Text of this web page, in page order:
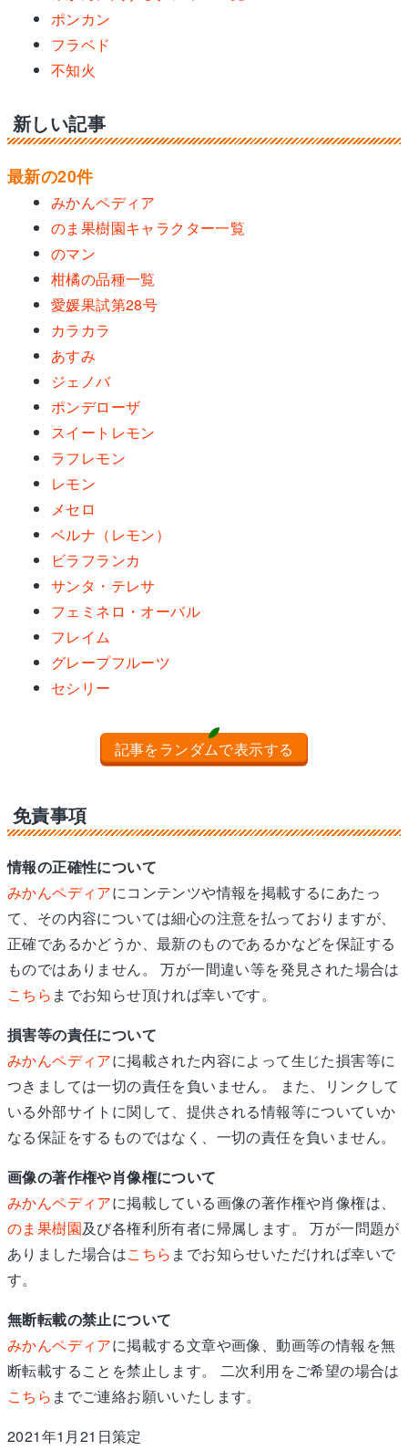
ポンカン
フラベド
不知火
新しい記事
最新の20件
みかんペディア
のま果樹園キャラクター一覧
のマン
柑橘の品種一覧
愛媛果試第28号
カラカラ
あすみ
ジェノバ
ポンデローザ
スイートレモン
ラフレモン
レモン
メセロ
ベルナ（レモン）
ビラフランカ
サンタ・テレサ
フェミネロ・オーバル
フレイム
グレープフルーツ
セシリー
記事をランダムで表示する
免責事項
情報の正確性について
みかんペディアにコンテンツや情報を掲載するにあたっ
て、その内容については細心の注意を払っておりますが、
正確であるかどうか、最新のものであるかなどを保証する
ものではありません。 万が一間違い等を発見された場合は
こちら までお知らせ頂ければ幸いです。
損害等の責任について
みかんペディアに掲載された内容によって生じた損害等に
つきましては一切の責任を負いません。 また、リンクして
いる外部サイトに関して、提供される情報等についていか
なる保証をするものではなく、一切の責任を負いません。
画像の著作権や肖像権について
みかんペディアに掲載している画像の著作権や肖像権は、
のま果樹園及び各権利所有者に帰属します。 万が一問題が
ありました場合はこちら までお知らせいただければ幸いで
す。
無断転載の禁止について
みかんペディアに掲載する文章や画像、動画等の情報を無
断転載することを禁止します。 二次利用をご希望の場合は
こちら までご連絡お願いいたします。
2021年1月21日策定